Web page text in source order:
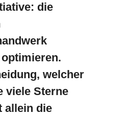
die
welcher
viele Sterne
allein die